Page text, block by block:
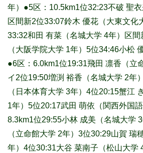
年）●5区：10.5km1位32:23不破 聖衣
区間新2位33:07鈴木 優花（大東文化
33:32和田 有菜（名城大学 4年）区
（大阪学院大学 1年）5位34:46小松
●6区：6.0km1位19:31飛田 凛香（立
イ2位19:50増渕 裕香（名城大学 2年
（日本体育大学 3年）4位20:15蟹江
1年）5位20:17武田 萌依（関西外国
8.3km1位29:55小林 成美（名城大学
（立命館大学 2年）3位30:29山賀 瑞
年）4位30:31大谷 菜南子（松山大学